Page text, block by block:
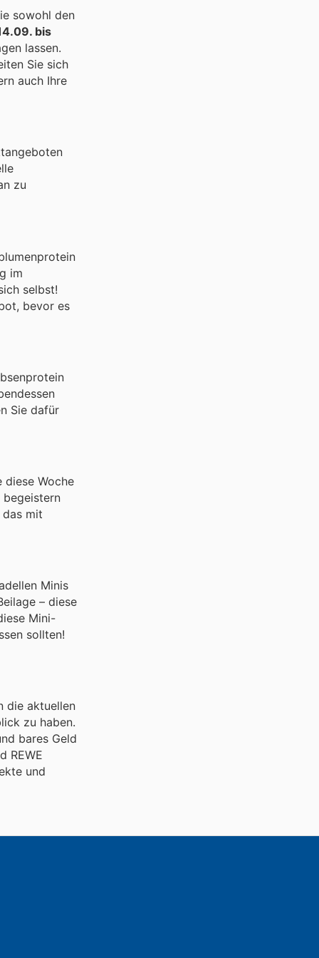
sowohl den
bis
lassen.
Sie sich
auch Ihre
zu
im
selbst!
bevor es
Sie dafür
Woche
begeistern
mit
Minis
– diese
Mini-
sollten!
die aktuellen
zu haben.
bares Geld
REWE
und